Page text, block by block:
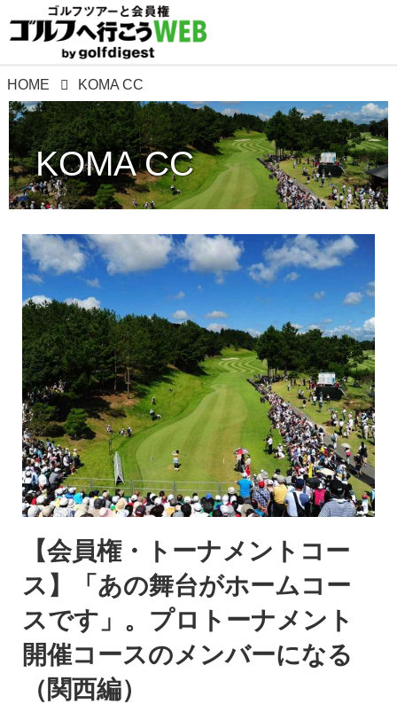
HOME KOMA CC
KOMA CC
【会員権・トーナメントコー
ス】「あの舞台がホームコー
スです」。プロトーナメント
開催コースのメンバーになる
（関西編）